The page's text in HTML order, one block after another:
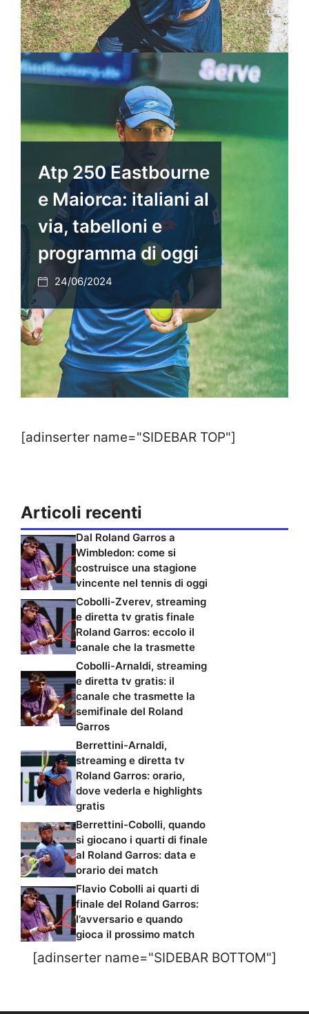
Atp 250 Eastbourne
e Maiorca: italiani al
via, tabelloni e
programma di oggi
24/06/2024
[adinserter name="SIDEBAR TOP"]
Articoli recenti
Dal Roland Garros a
Wimbledon: come si
costruisce una stagione
vincente nel tennis di oggi
Cobolli-Zverev, streaming
e diretta tv gratis finale
Roland Garros: eccolo il
canale che la trasmette
Cobolli-Arnaldi, streaming
e diretta tv gratis: il
canale che trasmette la
semifinale del Roland
Garros
Berrettini-Arnaldi,
streaming e diretta tv
Roland Garros: orario,
dove vederla e highlights
gratis
Berrettini-Cobolli, quando
si giocano i quarti di finale
al Roland Garros: data e
orario dei match
Flavio Cobolli ai quarti di
finale del Roland Garros:
l’avversario e quando
gioca il prossimo match
[adinserter name="SIDEBAR BOTTOM"]